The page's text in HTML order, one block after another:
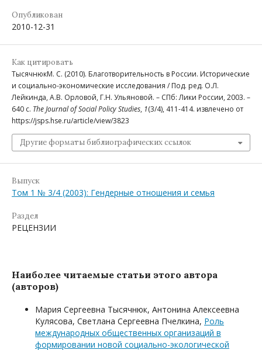
Опубликован
2010-12-31
Как цитировать
ТысячнюкМ. С. (2010). Благотворительность в России. Исторические
и социально-экономические исследования / Под. ред. О.Л.
Лейкинда, А.В. Орловой, Г.Н. Ульяновой. – СПб: Лики России, 2003. –
640 с. The Journal of Social Policy Studies, 1(3/4), 411-414. извлечено от
https://jsps.hse.ru/article/view/3823
Другие форматы библиографических ссылок
Выпуск
Том 1 № 3/4 (2003): Гендерные отношения и семья
Раздел
РЕЦЕНЗИИ
Наиболее читаемые статьи этого автора
(авторов)
Мария Сергеевна Тысячнюк, Антонина Алексеевна
Кулясова, Светлана Сергеевна Пчелкина, Роль
международных общественных организаций в
формировании новой социально-экологической